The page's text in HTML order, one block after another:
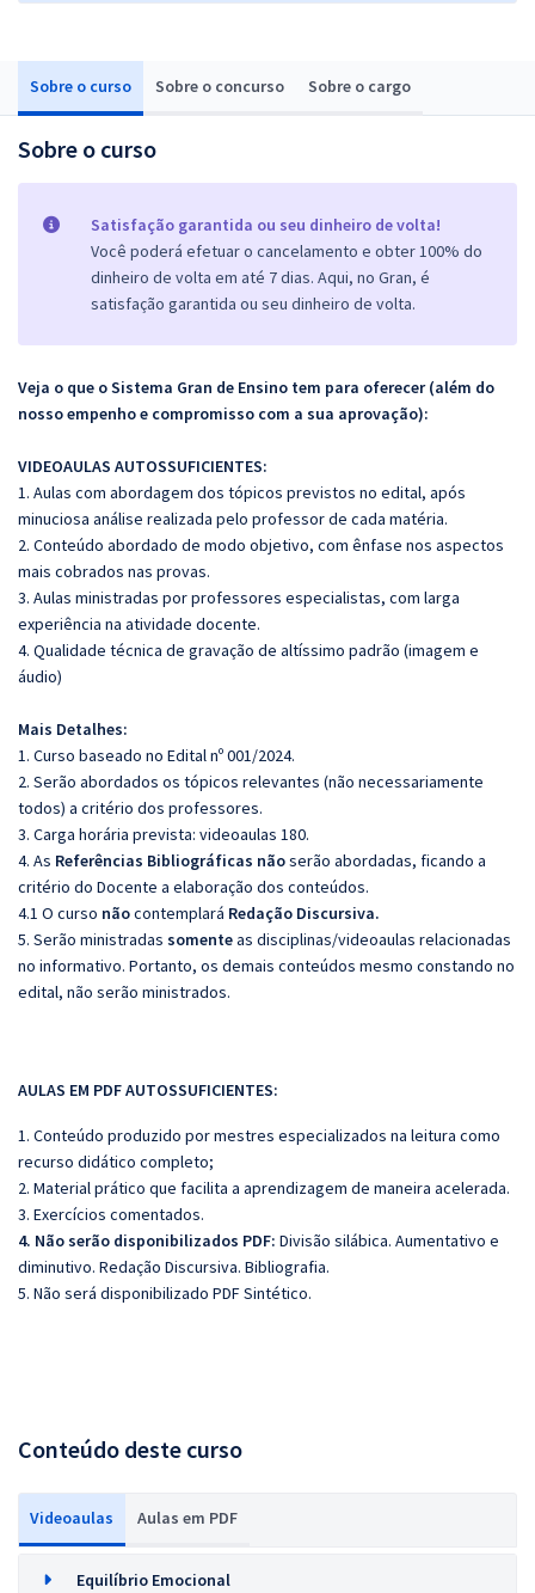
Sobre o curso Sobre o concurso Sobre o cargo
Sobre o curso
Satisfação garantida ou seu dinheiro de volta!
Você poderá efetuar o cancelamento e obter 100% do
dinheiro de volta em até 7 dias. Aqui, no Gran, é
satisfação garantida ou seu dinheiro de volta.
Veja o que o Sistema Gran de Ensino tem para oferecer (além do
nosso empenho e compromisso com a sua aprovação):
VIDEOAULAS AUTOSSUFICIENTES:
1. Aulas com abordagem dos tópicos previstos no edital, após
minuciosa análise realizada pelo professor de cada matéria.
2. Conteúdo abordado de modo objetivo, com ênfase nos aspectos
mais cobrados nas provas.
3. Aulas ministradas por professores especialistas, com larga
experiência na atividade docente.
4. Qualidade técnica de gravação de altíssimo padrão (imagem e
áudio)
Mais Detalhes:
1. Curso baseado no Edital nº 001/2024.
2. Serão abordados os tópicos relevantes (não necessariamente
todos) a critério dos professores.
3. Carga horária prevista: videoaulas 180.
4. As Referências Bibliográficas nãoserão abordadas, ficando a
critério do Docente a elaboração dos conteúdos.
4.1 O curso nãocontemplará Redação Discursiva.
5. Serão ministradas somenteas disciplinas/videoaulas relacionadas
no informativo. Portanto, os demais conteúdos mesmo constando no
edital, não serão ministrados.
AULAS EM PDF AUTOSSUFICIENTES:
1. Conteúdo produzido por mestres especializados na leitura como
recurso didático completo;
2. Material prático que facilita a aprendizagem de maneira acelerada.
3. Exercícios comentados.
4. Não serão disponibilizados PDF: Divisão silábica. Aumentativo e
diminutivo. Redação Discursiva. Bibliografia.
5. Não será disponibilizado PDF Sintético.
Conteúdo deste curso
Videoaulas Aulas em PDF
Equilíbrio Emocional